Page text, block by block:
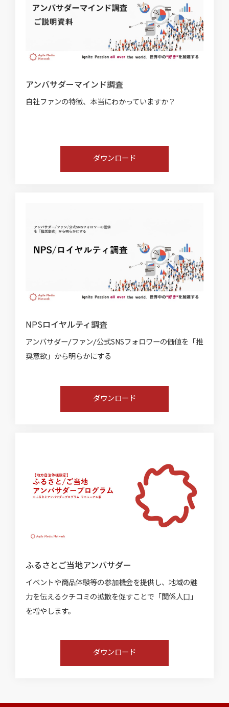
アンバサダーマインド調査
自社ファンの特徴、本当にわかっていますか？
ダウンロード
NPSロイヤルティ調査
アンバサダー/ファン/公式SNSフォロワーの価値を「推
奨意欲」から明らかにする
ダウンロード
ふるさとご当地アンバサダー
イベントや商品体験等の参加機会を提供し、地域の魅
力を伝えるクチコミの拡散を促すことで「関係人口」
を増やします。
ダウンロード